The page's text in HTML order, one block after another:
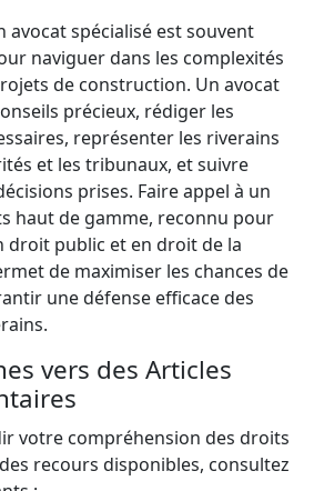
avocat spécialisé est souvent
naviguer dans les complexités
de construction. Un avocat
précieux, rédiger les
représenter les riverains
et les tribunaux, et suivre
prises. Faire appel à un
haut de gamme, reconnu pour
droit public et en droit de la
de maximiser les chances de
une défense efficace des
vers des Articles
votre compréhension des droits
recours disponibles, consultez